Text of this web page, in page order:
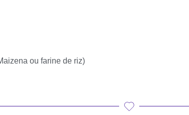
ou farine de riz)